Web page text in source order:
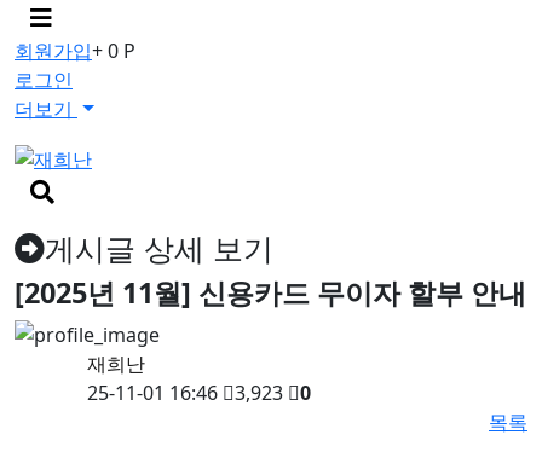
메
뉴
버
튼
회원가입+ 0 P
로그인
더보기
검
색
버
튼게시글 상세 보기
[2025년 11월] 신용카드 무이자 할부 안내
재희난
25-11-01 16:46
3,923
0
목록